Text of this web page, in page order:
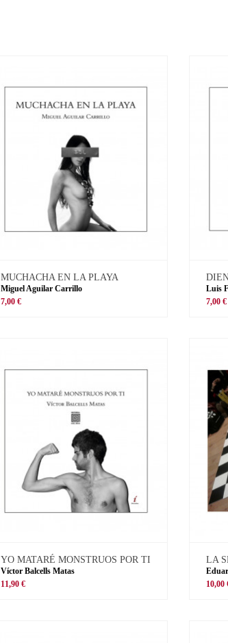
MUCHACHA EN LA PLAYA
Miguel Aguilar Carrillo
7,00 €
Luis
7,00 €
YO MATARÉ MONSTRUOS POR TI
Víctor Balcells Matas
11,90 €
LA
10,00